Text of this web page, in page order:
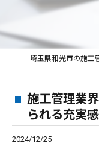
施工管理業
られる充実感
2024/12/25